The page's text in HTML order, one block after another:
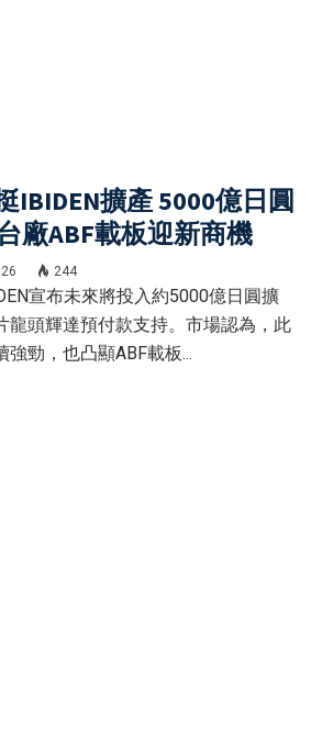
IBIDEN擴產 5000億日圓
廠ABF載板迎新商機
244
宣布未來將投入約5000億日圓擴
龍頭輝達預付款支持。市場認為，此
勁，也凸顯ABF載板...